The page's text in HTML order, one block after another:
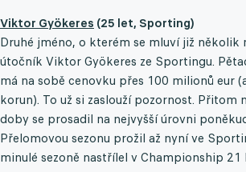
Viktor Gyökeres (25 let, Sporting)
Druhé jméno, o kterém se mluví již několik
útočník Viktor Gyökeres ze Sportingu.
má na sobě cenovku přes 100 milionů eur
korun). To už si zaslouží pozornost. Přitom
doby se prosadil na nejvyšší úrovni
Přelomovou sezonu prožil až nyní ve
minulé sezoně nastřílel v Championship 21